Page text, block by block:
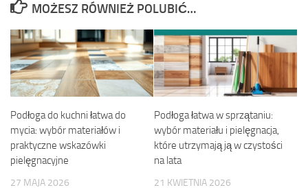
MOŻESZ RÓWNIEŻ POLUBIĆ…
Podłoga do kuchni łatwa do
mycia: wybór materiałów i
praktyczne wskazówki
pielęgnacyjne
27 MAJA 2026
Podłoga łatwa w sprzątaniu:
wybór materiału i pielęgnacja,
które utrzymają ją w czystości
na lata
21 KWIETNIA 2026